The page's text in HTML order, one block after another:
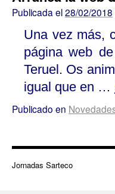
Publicada el28/02/2018
Una vez más,
página web
Teruel. Os
igual que en …
Publicado en
Jornadas Sarteco